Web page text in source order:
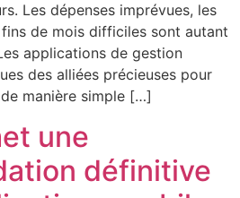
Les dépenses imprévues, les
de mois difficiles sont autant
applications de gestion
des alliées précieuses pour
manière simple […]
une
définitive